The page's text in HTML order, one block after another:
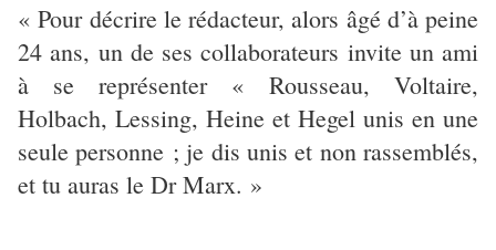
« Pour décrire le rédacteur, alors âgé d’à peine
24 ans, un de ses collaborateurs invite un ami
à se représenter « Rousseau, Voltaire,
Holbach, Lessing, Heine et Hegel unis en une
seule personne ; je dis unis et non rassemblés,
et tu auras le Dr Marx. »